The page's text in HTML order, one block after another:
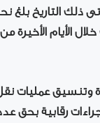
وتنسيق عمليات
رقابية